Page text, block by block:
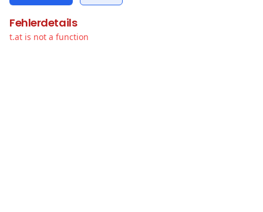
Fehlerdetails
t.at is not a function